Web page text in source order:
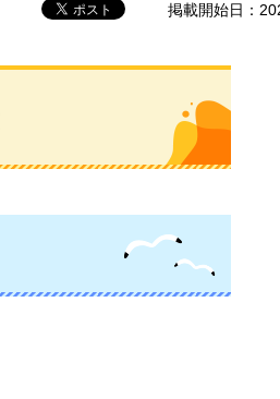
掲載開始日：